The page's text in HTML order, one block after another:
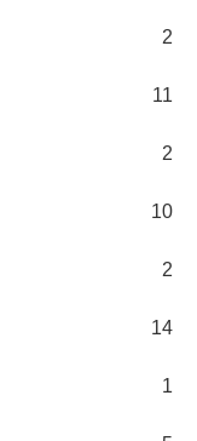
2
11
2
10
2
14
1